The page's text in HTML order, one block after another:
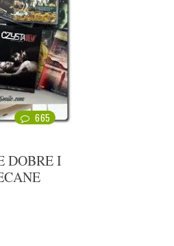
665
DOBRE I